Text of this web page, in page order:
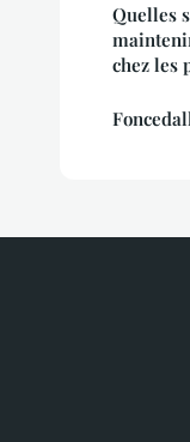
Quelles
chez les